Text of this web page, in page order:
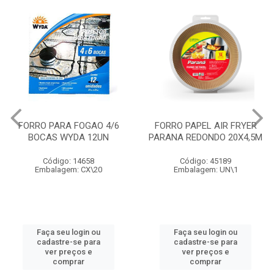
FORRO PARA FOGAO 4/6
BOCAS WYDA 12UN
Código: 14658
Embalagem: CX\20
Faça seu login ou
cadastre-se para
ver preços e
comprar
FORRO PAPEL AIR FRYER
PARANA REDONDO 20X4,5M
Código: 45189
Embalagem: UN\1
Faça seu login ou
cadastre-se para
ver preços e
comprar